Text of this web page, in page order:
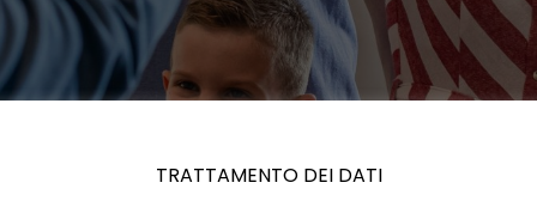
TRATTAMENTO DEI DATI